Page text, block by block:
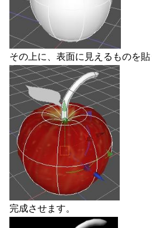
その上に、表面に見えるものを貼
完成させます。